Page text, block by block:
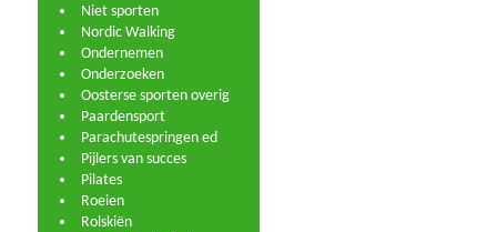
Niet sporten
Nordic Walking
Ondernemen
Onderzoeken
Oosterse sporten overig
Paardensport
Parachutespringen ed
Pijlers van succes
Pilates
Roeien
Rolskiën